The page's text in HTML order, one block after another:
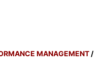
MANAGEMENT /